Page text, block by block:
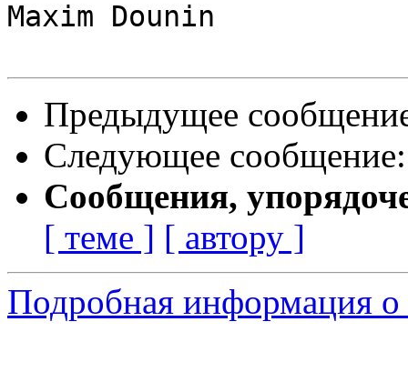
Maxim Dounin
Предыдущее
Следующее
Сообщения,
[ теме ] [ автору ]
Подробная информация